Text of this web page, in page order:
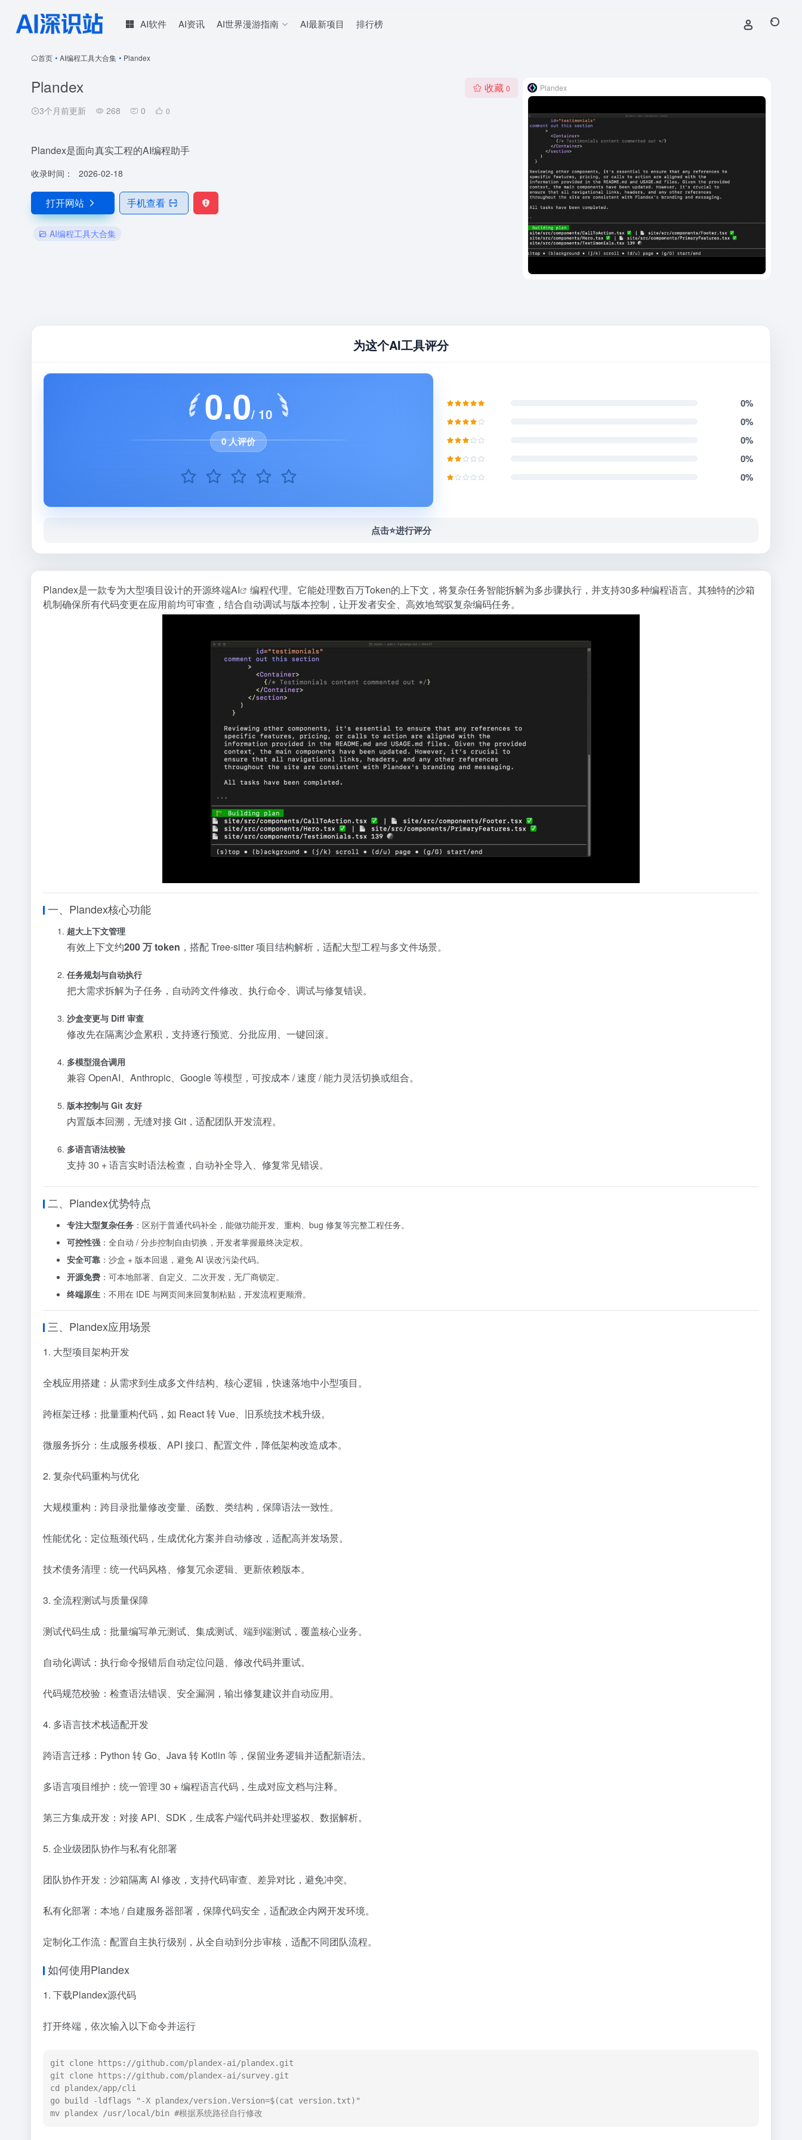
AI软件 AI资讯 AI世界漫游指南 AI最新项目 排行榜
首页 • AI编程工具大合集 • Plandex
Plandex
3个月前更新 268 0 0
收藏 0
Plandex是面向真实工程的AI编程助手
收录时间： 2026-02-18
打开网站 手机查看
AI编程工具大合集
Plandex
为这个AI工具评分
0.0/ 10
0 人评价
0%
0%
0%
0%
0%
点击⭐️进行评分
Plandex是一款专为大型项目设计的开源终端AI
编程代理。它能处理数百万Token的上下文，将复杂任务智能拆解为多步骤执行，并支持30多种编程语言。其独特的沙箱
机制确保所有代码变更在应用前均可审查，结合自动调试与版本控制，让开发者安全、高效地驾驭复杂编码任务。
一、Plandex核心功能
超大上下文管理
有效上下文约200 万 token ，搭配 Tree‑sitter 项目结构解析，适配大型工程与多文件场景。
任务规划与自动执行
把大需求拆解为子任务，自动跨文件修改、执行命令、调试与修复错误。
沙盒变更与 Diff 审查
修改先在隔离沙盒累积，支持逐行预览、分批应用、一键回滚。
多模型混合调用
兼容 OpenAI、Anthropic、Google 等模型，可按成本 / 速度 / 能力灵活切换或组合。
版本控制与 Git 友好
内置版本回溯，无缝对接 Git，适配团队开发流程。
多语言语法校验
支持 30 + 语言实时语法检查，自动补全导入、修复常见错误。
二、Plandex优势特点
专注大型复杂任务 ：区别于普通代码补全，能做功能开发、重构、bug 修复等完整工程任务。
可控性强 ：全自动 / 分步控制自由切换，开发者掌握最终决定权。
安全可靠 ：沙盒 + 版本回退，避免 AI 误改污染代码。
开源免费 ：可本地部署、自定义、二次开发，无厂商锁定。
终端原生 ：不用在 IDE 与网页间来回复制粘贴，开发流程更顺滑。
三、Plandex应用场景
1. 大型项目架构开发
全栈应用搭建：从需求到生成多文件结构、核心逻辑，快速落地中小型项目。
跨框架迁移：批量重构代码，如 React 转 Vue、旧系统技术栈升级。
微服务拆分：生成服务模板、API 接口、配置文件，降低架构改造成本。
2. 复杂代码重构与优化
大规模重构：跨目录批量修改变量、函数、类结构，保障语法一致性。
性能优化：定位瓶颈代码，生成优化方案并自动修改，适配高并发场景。
技术债务清理：统一代码风格、修复冗余逻辑、更新依赖版本。
3. 全流程测试与质量保障
测试代码生成：批量编写单元测试、集成测试、端到端测试，覆盖核心业务。
自动化调试：执行命令报错后自动定位问题、修改代码并重试。
代码规范校验：检查语法错误、安全漏洞，输出修复建议并自动应用。
4. 多语言技术栈适配开发
跨语言迁移：Python 转 Go、Java 转 Kotlin 等，保留业务逻辑并适配新语法。
多语言项目维护：统一管理 30 + 编程语言代码，生成对应文档与注释。
第三方集成开发：对接 API、SDK，生成客户端代码并处理鉴权、数据解析。
5. 企业级团队协作与私有化部署
团队协作开发：沙箱隔离 AI 修改，支持代码审查、差异对比，避免冲突。
私有化部署：本地 / 自建服务器部署，保障代码安全，适配政企内网开发环境。
定制化工作流：配置自主执行级别，从全自动到分步审核，适配不同团队流程。
如何使用Plandex
1. 下载Plandex源代码
打开终端，依次输入以下命令并运行
git clone https://github.com/plandex-ai/plandex.git
git clone https://github.com/plandex-ai/survey.git
cd plandex/app/cli
go build -ldflags "-X plandex/version.Version=$(cat version.txt)"
mv plandex /usr/local/bin #根据系统路径自行修改